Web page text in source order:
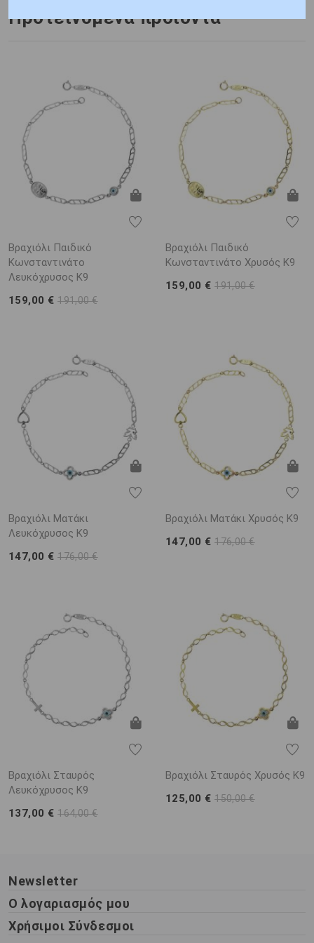
Προτεινόμενα προϊόντα
Βραχιόλι Παιδικό
Κωνσταντινάτο
Λευκόχρυσος Κ9
159,00 €191,00 €
Βραχιόλι Παιδικό
Κωνσταντινάτο Χρυσός Κ9
159,00 €191,00 €
Βραχιόλι Ματάκι
Λευκόχρυσος Κ9
147,00 €176,00 €
Βραχιόλι Ματάκι Χρυσός Κ9
147,00 €176,00 €
Βραχιόλι Σταυρός
Λευκόχρυσος Κ9
137,00 €164,00 €
Βραχιόλι Σταυρός Χρυσός Κ9
125,00 €150,00 €
Newsletter
Ο λογαριασμός μου
Χρήσιμοι Σύνδεσμοι